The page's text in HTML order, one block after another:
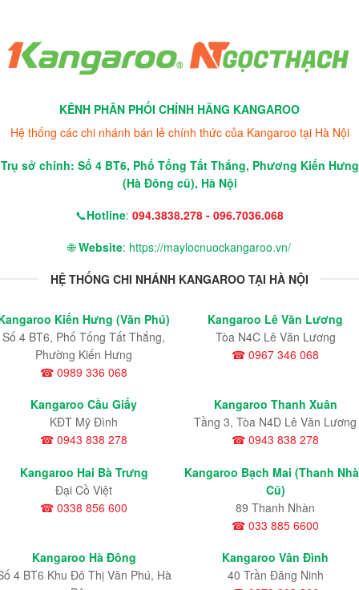
KÊNH PHÂN PHỐI CHÍNH HÃNG KANGAROO
Hệ thống các chi nhánh bán lẻ chính thức của Kangaroo tại Hà Nội
Trụ sở chính: Số 4 BT6, Phố Tống Tất Thắng, Phương Kiến Hưng
(Hà Đông cũ), Hà Nội
📞Hotline: 094.3838.278 - 096.7036.068
🌐Website: https://maylocnuockangaroo.vn/
HỆ THỐNG CHI NHÁNH KANGAROO TẠI HÀ NỘI
Kiến Hưng (Văn Phú)
Số 4 BT6, Phố Tống Tất Thắng,
Phường Kiến Hưng
☎ 0989 336 068
Kangaroo Lê Văn Lương
Tòa N4C Lê Văn Lương
☎ 0967 346 068
Kangaroo Cầu Giấy
KĐT Mỹ Đình
☎ 0943 838 278
Kangaroo Thanh Xuân
Tầng 3, Tòa N4D Lê Văn Lương
☎ 0943 838 278
Kangaroo Hai Bà Trưng
Đại Cồ Việt
☎ 0338 856 600
Kangaroo Bạch Mai (Thanh
Cũ)
89 Thanh Nhàn
☎ 033 885 6600
Kangaroo Hà Đông
4 BT6 Khu Đô Thị Văn Phú, Hà
Kangaroo Vân Đình
40 Trần Đăng Ninh